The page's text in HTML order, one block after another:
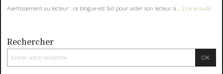
Avertissement au lecteur : ce blogue est fait pour aider son lecteur à... Lire la suite
Rechercher